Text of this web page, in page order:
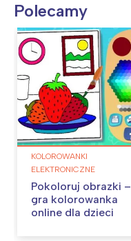
Polecamy
KOLOROWANKI
ELEKTRONICZNE
Pokoloruj obrazki –
gra kolorowanka
online dla dzieci